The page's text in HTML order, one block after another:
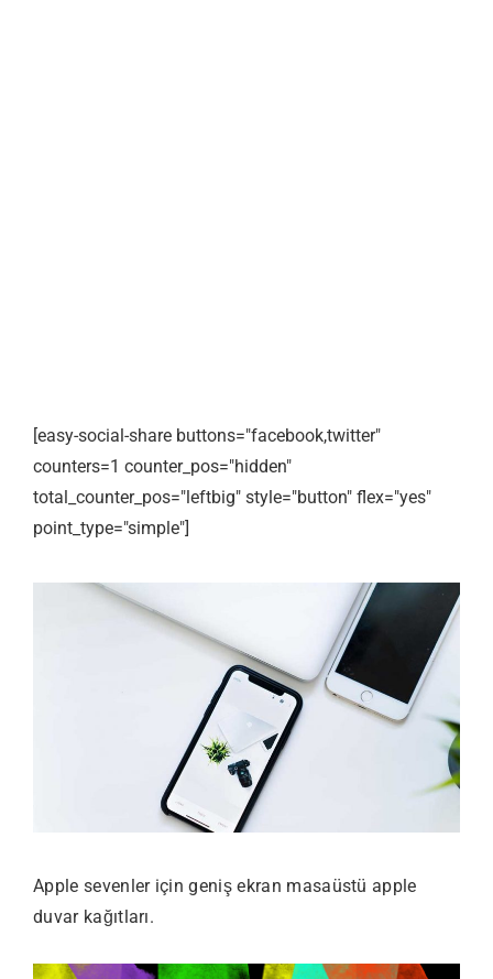
[easy-social-share buttons="facebook,twitter"
counters=1 counter_pos="hidden"
total_counter_pos="leftbig" style="button" flex="yes"
point_type="simple"]
Apple sevenler için geniş ekran masaüstü apple
duvar kağıtları.